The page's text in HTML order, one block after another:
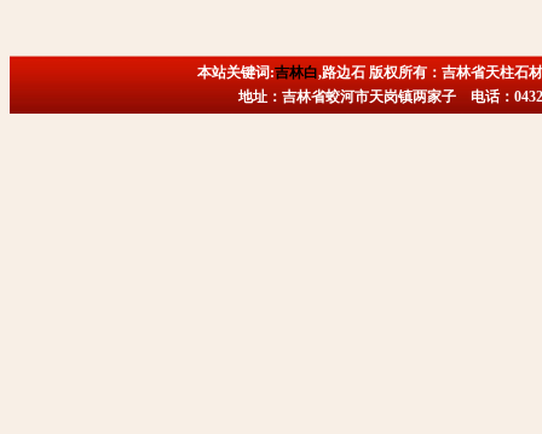
本站关键词:吉林白,路边石 版权所有：吉林省天柱石
地址：吉林省蛟河市天岗镇两家子 电话：